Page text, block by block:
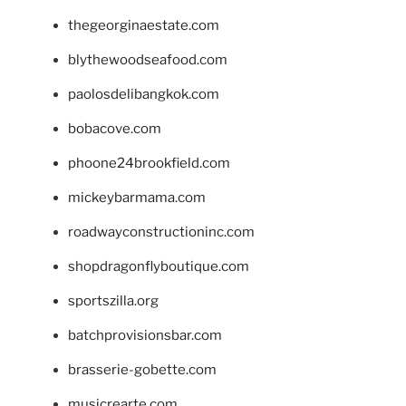
thegeorginaestate.com
blythewoodseafood.com
paolosdelibangkok.com
bobacove.com
phoone24brookfield.com
mickeybarmama.com
roadwayconstructioninc.com
shopdragonflyboutique.com
sportszilla.org
batchprovisionsbar.com
brasserie-gobette.com